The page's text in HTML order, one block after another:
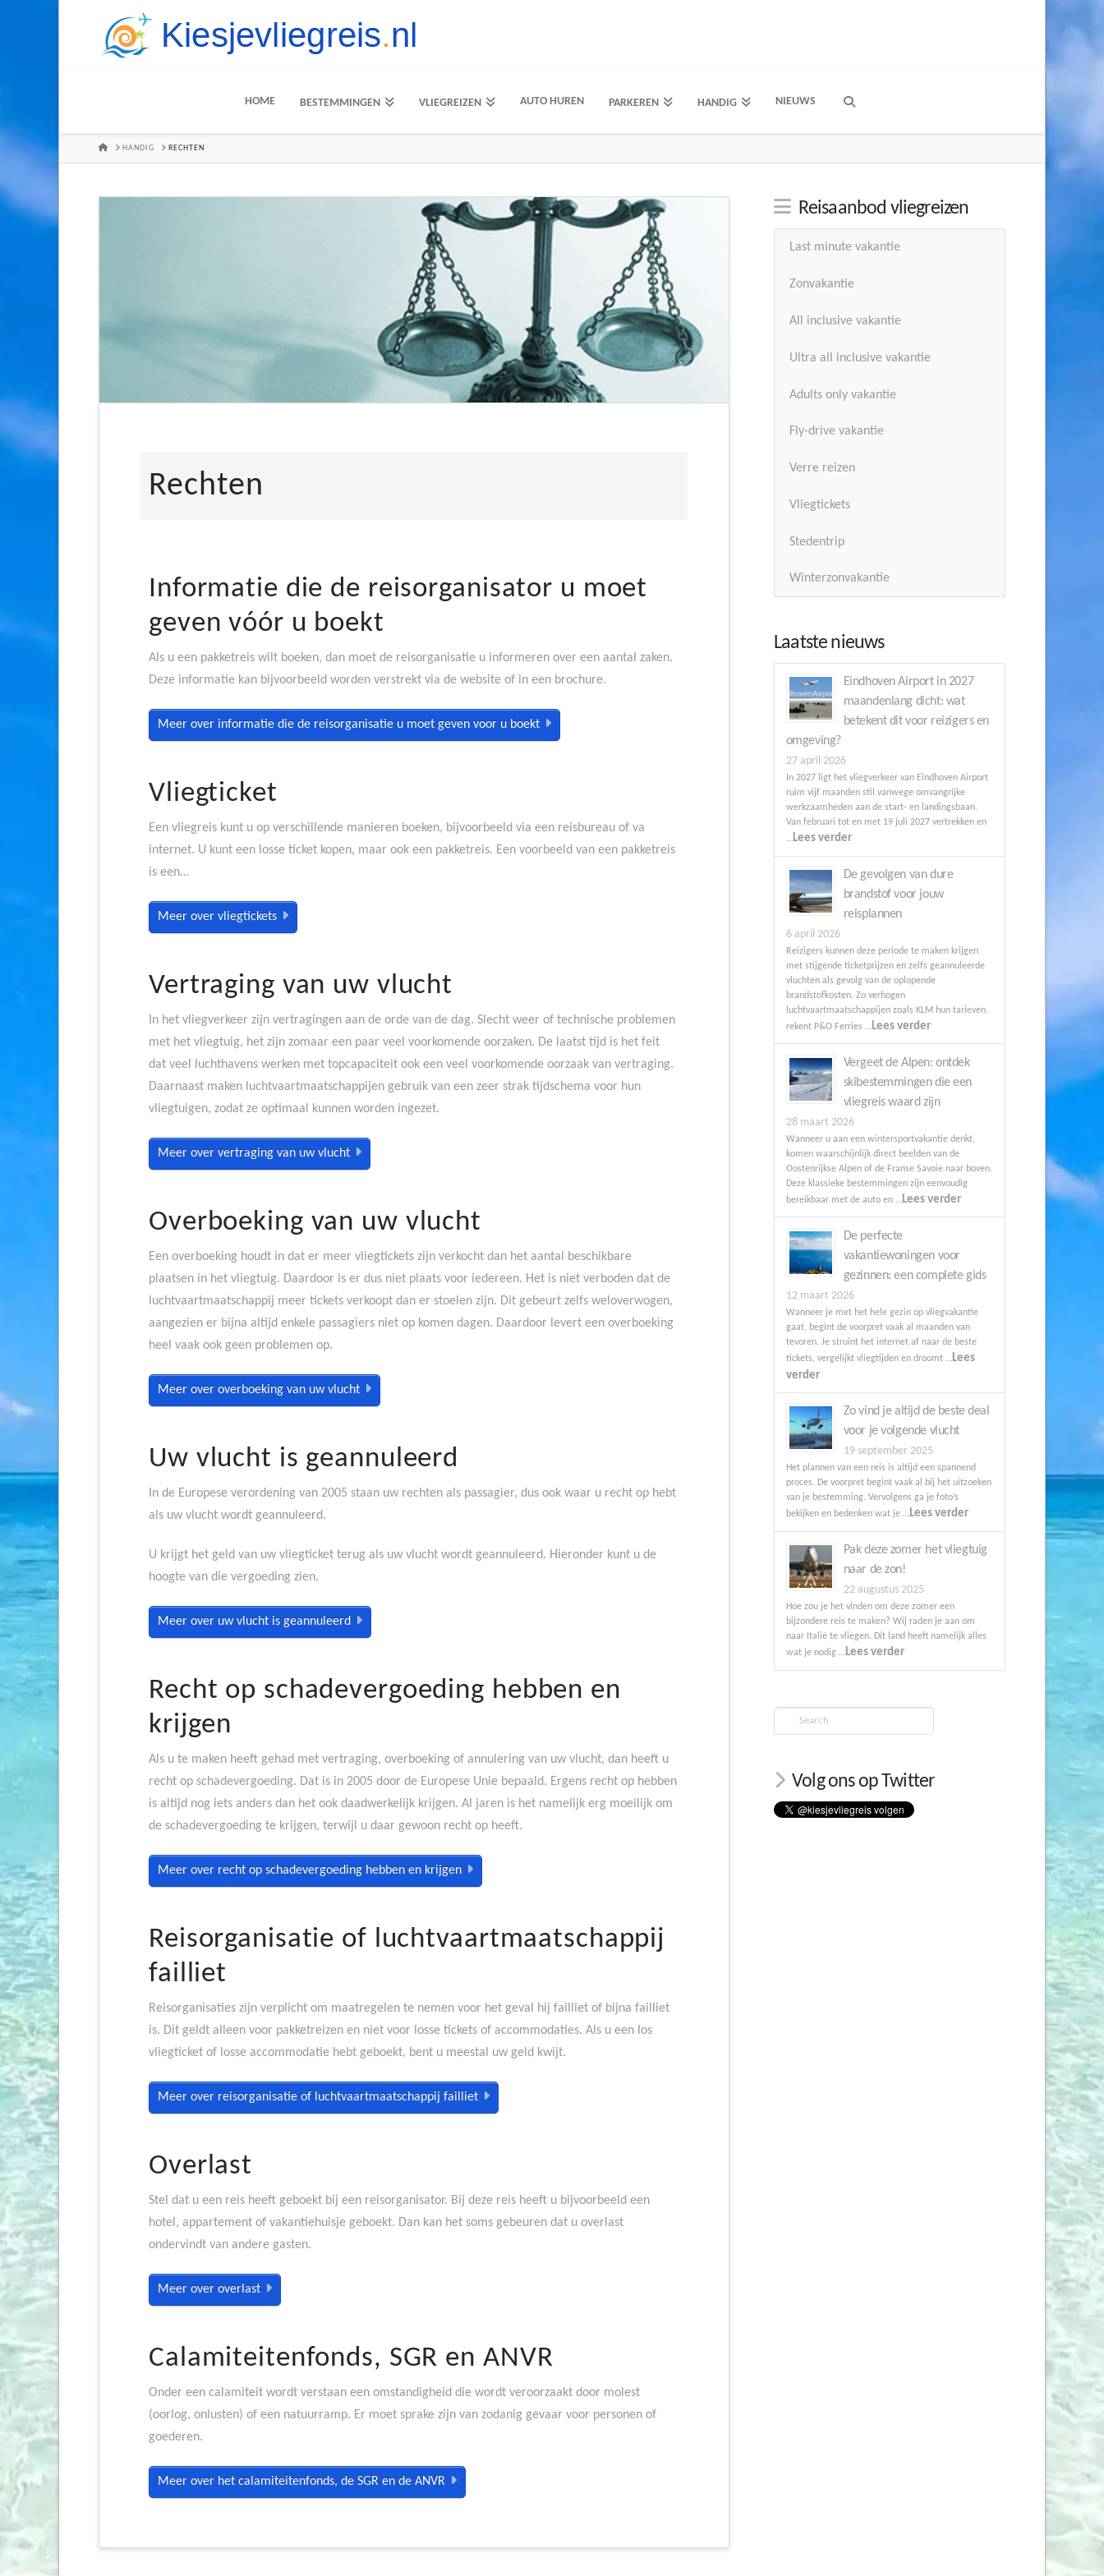
HOME BESTEMMINGEN VLIEGREIZEN AUTO HUREN PARKEREN HANDIG NIEUWS
HOMEHANDIG RECHTEN
Rechten
Informatie die de reisorganisator u moet
geven vóór u boekt
Als u een pakketreis wilt boeken, dan moet de reisorganisatie u informeren over een aantal zaken.
Deze informatie kan bijvoorbeeld worden verstrekt via de website of in een brochure.
Meer over informatie die de reisorganisatie u moet geven voor u boekt
Vliegticket
Een vliegreis kunt u op verschillende manieren boeken, bijvoorbeeld via een reisbureau of va
internet. U kunt een losse ticket kopen, maar ook een pakketreis. Een voorbeeld van een pakketreis
is een…
Meer over vliegtickets
Vertraging van uw vlucht
In het vliegverkeer zijn vertragingen aan de orde van de dag. Slecht weer of technische problemen
met het vliegtuig, het zijn zomaar een paar veel voorkomende oorzaken. De laatst tijd is het feit
dat veel luchthavens werken met topcapaciteit ook een veel voorkomende oorzaak van vertraging.
Daarnaast maken luchtvaartmaatschappijen gebruik van een zeer strak tijdschema voor hun
vliegtuigen, zodat ze optimaal kunnen worden ingezet.
Meer over vertraging van uw vlucht
Overboeking van uw vlucht
Een overboeking houdt in dat er meer vliegtickets zijn verkocht dan het aantal beschikbare
plaatsen in het vliegtuig. Daardoor is er dus niet plaats voor iedereen. Het is niet verboden dat de
luchtvaartmaatschappij meer tickets verkoopt dan er stoelen zijn. Dit gebeurt zelfs weloverwogen,
aangezien er bijna altijd enkele passagiers niet op komen dagen. Daardoor levert een overboeking
heel vaak ook geen problemen op.
Meer over overboeking van uw vlucht
Uw vlucht is geannuleerd
In de Europese verordening van 2005 staan uw rechten als passagier, dus ook waar u recht op hebt
als uw vlucht wordt geannuleerd.
U krijgt het geld van uw vliegticket terug als uw vlucht wordt geannuleerd. Hieronder kunt u de
hoogte van die vergoeding zien.
Meer over uw vlucht is geannuleerd
Recht op schadevergoeding hebben en
krijgen
Als u te maken heeft gehad met vertraging, overboeking of annulering van uw vlucht, dan heeft u
recht op schadevergoeding. Dat is in 2005 door de Europese Unie bepaald. Ergens recht op hebben
is altijd nog iets anders dan het ook daadwerkelijk krijgen. Al jaren is het namelijk erg moeilijk om
de schadevergoeding te krijgen, terwijl u daar gewoon recht op heeft.
Meer over recht op schadevergoeding hebben en krijgen
Reisorganisatie of luchtvaartmaatschappij
failliet
Reisorganisaties zijn verplicht om maatregelen te nemen voor het geval hij failliet of bijna failliet
is. Dit geldt alleen voor pakketreizen en niet voor losse tickets of accommodaties. Als u een los
vliegticket of losse accommodatie hebt geboekt, bent u meestal uw geld kwijt.
Meer over reisorganisatie of luchtvaartmaatschappij failliet
Overlast
Stel dat u een reis heeft geboekt bij een reisorganisator. Bij deze reis heeft u bijvoorbeeld een
hotel, appartement of vakantiehuisje geboekt. Dan kan het soms gebeuren dat u overlast
ondervindt van andere gasten.
Meer over overlast
Calamiteitenfonds, SGR en ANVR
Onder een calamiteit wordt verstaan een omstandigheid die wordt veroorzaakt door molest
(oorlog, onlusten) of een natuurramp. Er moet sprake zijn van zodanig gevaar voor personen of
goederen.
Meer over het calamiteitenfonds, de SGR en de ANVR
Reisaanbod vliegreizen
Last minute vakantie
Zonvakantie
All inclusive vakantie
Ultra all inclusive vakantie
Adults only vakantie
Fly-drive vakantie
Verre reizen
Vliegtickets
Stedentrip
Winterzonvakantie
Laatste nieuws
Eindhoven Airport in 2027
maandenlang dicht: wat
betekent dit voor reizigers en
omgeving?
27 april 2026
In 2027 ligt het vliegverkeer van Eindhoven Airport
ruim vijf maanden stil vanwege omvangrijke
werkzaamheden aan de start- en landingsbaan.
Van februari tot en met 19 juli 2027 vertrekken en
…Lees verder
De gevolgen van dure
brandstof voor jouw
reisplannen
6 april 2026
Reizigers kunnen deze periode te maken krijgen
met stijgende ticketprijzen en zelfs geannuleerde
vluchten als gevolg van de oplopende
brandstofkosten. Zo verhogen
luchtvaartmaatschappijen zoals KLM hun tarieven,
rekent P&O Ferries …Lees verder
Vergeet de Alpen: ontdek
skibestemmingen die een
vliegreis waard zijn
28 maart 2026
Wanneer u aan een wintersportvakantie denkt,
komen waarschijnlijk direct beelden van de
Oostenrijkse Alpen of de Franse Savoie naar boven.
Deze klassieke bestemmingen zijn eenvoudig
bereikbaar met de auto en …Lees verder
De perfecte
vakantiewoningen voor
gezinnen: een complete gids
12 maart 2026
Wanneer je met het hele gezin op vliegvakantie
gaat, begint de voorpret vaak al maanden van
tevoren. Je struint het internet af naar de beste
tickets, vergelijkt vliegtijden en droomt …Lees
verder
Zo vind je altijd de beste deal
voor je volgende vlucht
19 september 2025
Het plannen van een reis is altijd een spannend
proces. De voorpret begint vaak al bij het uitzoeken
van je bestemming. Vervolgens ga je foto’s
bekijken en bedenken wat je …Lees verder
Pak deze zomer het vliegtuig
naar de zon!
22 augustus 2025
Hoe zou je het vinden om deze zomer een
bijzondere reis te maken? Wij raden je aan om
naar Italië te vliegen. Dit land heeft namelijk alles
wat je nodig …Lees verder
Search
Volg ons op Twitter